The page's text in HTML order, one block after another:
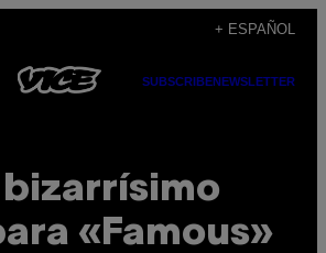
+ ESPAÑOL
SUBSCRIBENEWSLETTER
bizarrísimo
«Famous»